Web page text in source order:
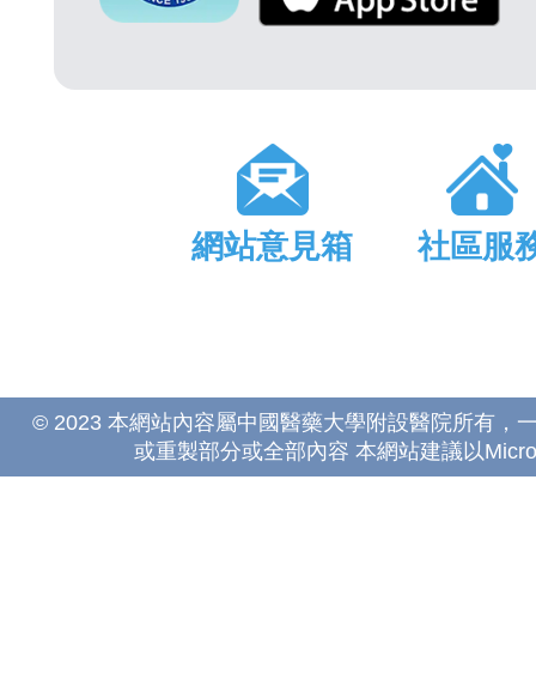
網站意見箱 社區服
© 2023 本網站內容屬中國醫藥大學附設醫院所有，
或重製部分或全部內容 本網站建議以